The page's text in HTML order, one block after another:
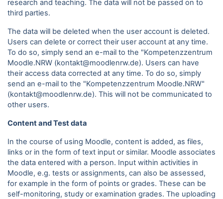
research and teaching. The data will not be passed on to
third parties.
The data will be deleted when the user account is deleted.
Users can delete or correct their user account at any time.
To do so, simply send an e-mail to the "Kompetenzzentrum
Moodle.NRW (kontakt@moodlenrw.de). Users can have
their access data corrected at any time. To do so, simply
send an e-mail to the "Kompetenzzentrum Moodle.NRW"
(kontakt@moodlenrw.de). This will not be communicated to
other users.
Content and Test data
In the course of using Moodle, content is added, as files,
links or in the form of text input or similar. Moodle associates
the data entered with a person. Input within activities in
Moodle, e.g. tests or assignments, can also be assessed,
for example in the form of points or grades. These can be
self-monitoring, study or examination grades. The uploading